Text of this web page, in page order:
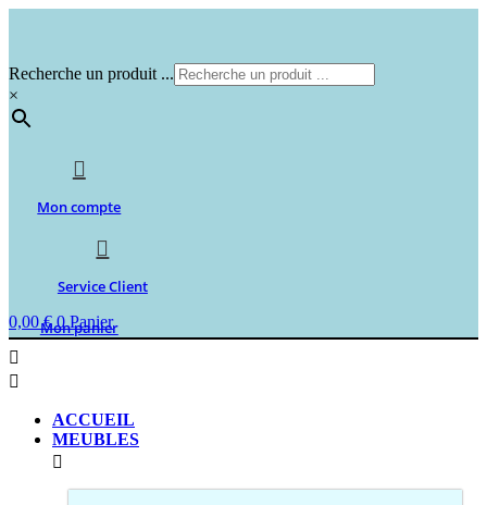
Recherche un produit ...
×
Mon compte
Service Client
0,00€ 0 Panier
Mon panier
ACCUEIL
MEUBLES